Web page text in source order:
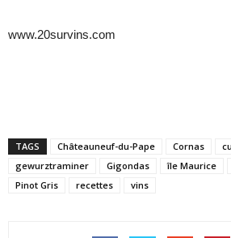
www.20survins.com
TAGS Châteauneuf-du-Pape Cornas
gewurztraminer
Gigondas île Maurice
Pinot Gris
recettes vins